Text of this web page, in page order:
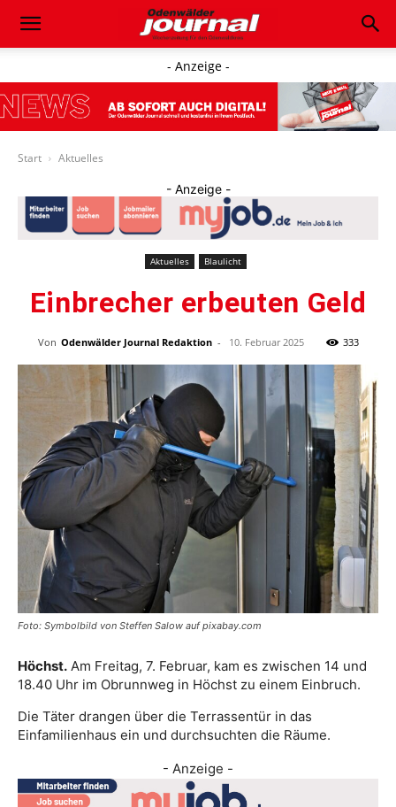
- Anzeige -
Start Aktuelles
- Anzeige -
Aktuelles Blaulicht
Einbrecher erbeuten Geld
Von Odenwälder Journal Redaktion - 10. Februar 2025 333
Foto: Symbolbild von Steffen Salow auf pixabay.com
Höchst. Am Freitag, 7. Februar, kam es zwischen 14 und
18.40 Uhr im Obrunnweg in Höchst zu einem Einbruch.
Die Täter drangen über die Terrassentür in das
Einfamilienhaus ein und durchsuchten die Räume.
- Anzeige -